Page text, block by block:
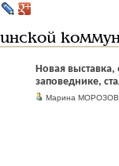
Новая
заповеднике,
Марина